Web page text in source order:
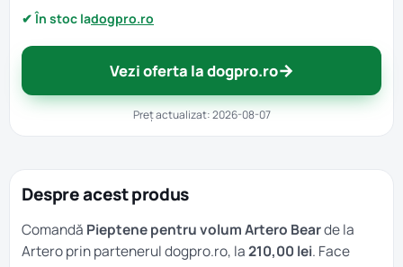
✔ În stoc ladogpro.ro
Vezi oferta la dogpro.ro→
Preț actualizat: 2026-08-07
Despre acest produs
Comandă Pieptene pentru volum Artero Bearde la
Artero prin partenerul dogpro.ro, la210,00 lei. Face